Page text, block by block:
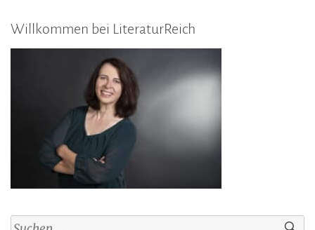
Willkommen bei LiteraturReich
Suchen